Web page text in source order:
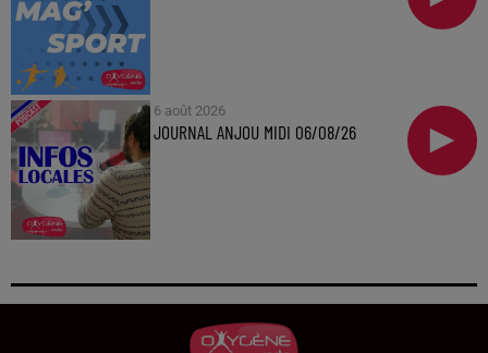
6 août 2026
JOURNAL ANJOU MIDI 06/08/26